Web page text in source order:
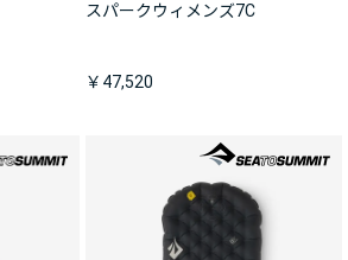
スパークウィメンズ7C
￥47,520